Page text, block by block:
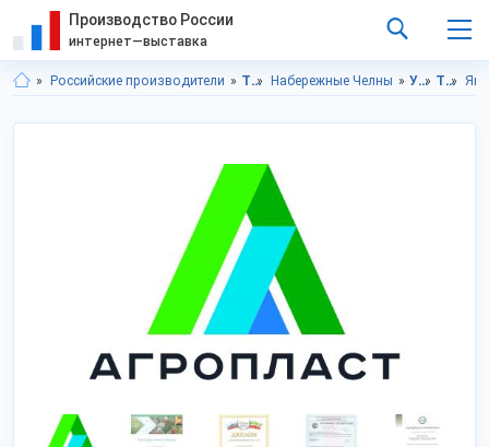
Производство России
интернет—выставка
Российские производители Татарстан респ. Набережные Челны Упаковка Тара